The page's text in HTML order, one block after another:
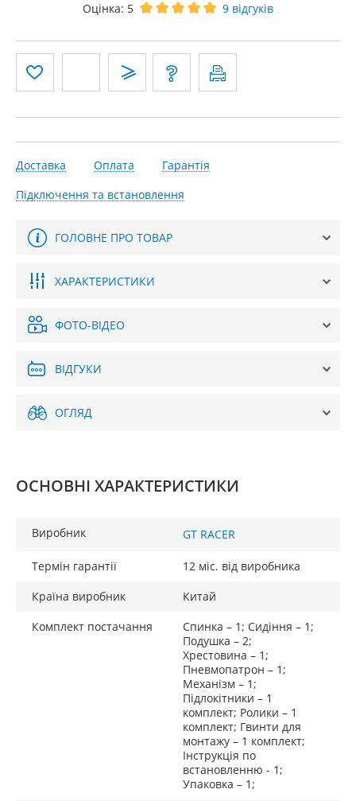
Оцінка: 5 9 відгуків
Доставка Оплата
Гарантія
Підключення та встановлення
ГОЛОВНЕ ПРО ТОВАР
ХАРАКТЕРИСТИКИ
ФОТО-ВІДЕО
ВІДГУКИ
ОГЛЯД
ОСНОВНІ ХАРАКТЕРИСТИКИ
Виробник GT RACER
Термін гарантії
12 міс. від виробника
Країна виробник
Китай
Комплект постачання
Спинка – 1; Сидіння – 1;
Подушка – 2;
Хрестовина – 1;
Пневмопатрон – 1;
Механізм – 1;
Підлокітники – 1
комплект; Ролики – 1
комплект; Гвинти для
монтажу – 1 комплект;
Інструкція по
встановленню - 1;
Упаковка – 1;